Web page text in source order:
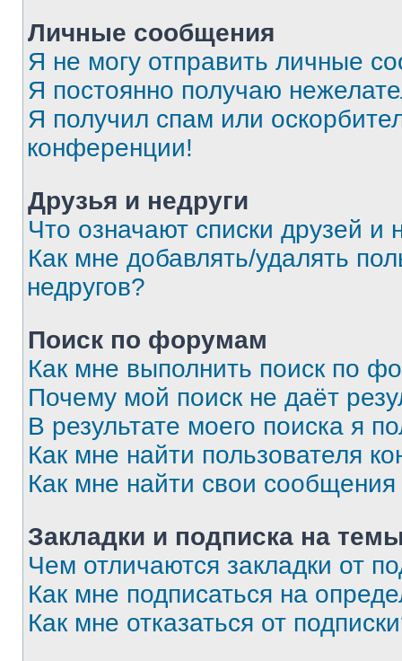
Личные сообщения
Я не могу отправить личные
Я постоянно получаю
Я получил спам или
конференции!
Друзья и недруги
Что означают списки друзей и
Как мне добавлять/удалять
недругов?
Поиск по форумам
Как мне выполнить поиск по
Почему мой поиск не даёт
В результате моего поиска я
Как мне найти пользователя
Как мне найти свои
Закладки и подписка на
Чем отличаются закладки от
Как мне подписаться на
Как мне отказаться от